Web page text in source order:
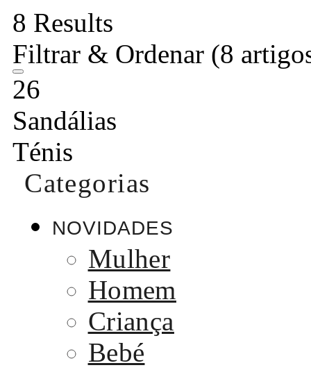
8 Results
Filtrar & Ordenar (8
26
Sandálias
Ténis
Categorias
NOVIDADES
Mulher
Homem
Criança
Bebé